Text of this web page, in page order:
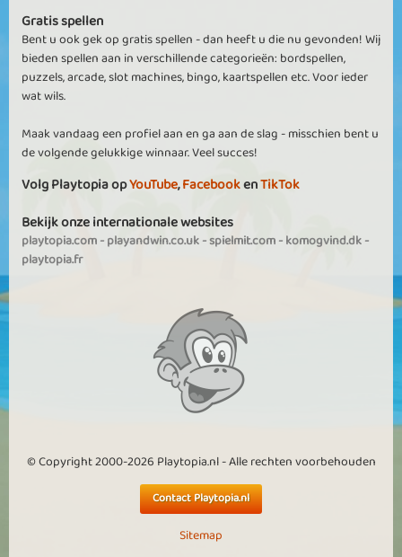
Gratis spellen
Bent u ook gek op gratis spellen - dan heeft u die nu gevonden! Wij
bieden spellen aan in verschillende categorieën: bordspellen,
puzzels, arcade, slot machines, bingo, kaartspellen etc. Voor ieder
wat wils.
Maak vandaag een profiel aan en ga aan de slag - misschien bent u
de volgende gelukkige winnaar. Veel succes!
Volg Playtopia opYouTube,FacebookenTikTok
Bekijk onze internationale websites
playtopia.com-playandwin.co.uk-spielmit.com-komogvind.dk-
playtopia.fr
© Copyright 2000-2026 Playtopia.nl - Alle rechten voorbehouden
Contact Playtopia.nl
Sitemap